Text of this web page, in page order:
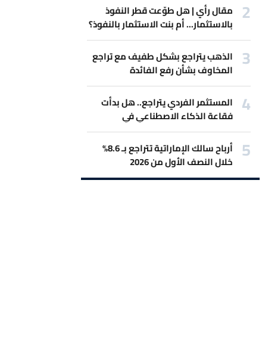
مقال رأي | هل طوّعت قطر النفوذ
بالاستثمار... أم بنت الاستثمار بالنفوذ؟
الذهب يتراجع بشكل طفيف مع تراجع
المخاوف بشأن رفع الفائدة
المستثمر الفردي يتراجع.. هل بدأت
فقاعة الذكاء الاصطناعي في
الانكماش؟
أرباح سالك الإماراتية تتراجع بـ 8.6%
خلال النصف الأول من 2026